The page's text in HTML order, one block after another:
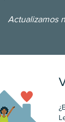
Actualizamos